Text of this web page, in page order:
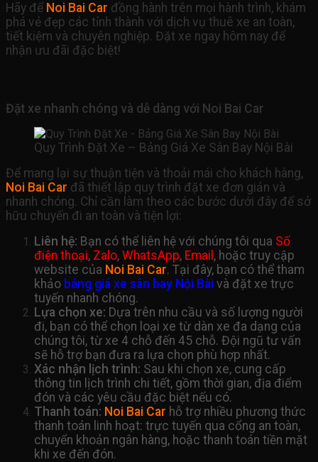
Hãy để Noi Bai Car đồng hành trên mọi hành trình, khám
phá vẻ đẹp các tỉnh thành với dịch vụ thuê xe an toàn,
tiết kiệm và chuyên nghiệp. Đặt xe ngay hôm nay để
nhận ưu đãi đặc biệt!
Đặt xe nhanh chóng và dễ dàng với Noi Bai Car
Quy Trình Đặt Xe – Bảng Giá Xe Sân Bay Nội Bài
Để mang lại sự thuận tiện và thoải mái cho khách hàng,
Noi Bai Car đã thiết lập quy trình đặt xe đơn giản và
nhanh chóng. Chỉ cần làm theo các bước dưới đây để sở
hữu chuyến đi an toàn và tiện lợi:
Liên hệ: Bạn có thể liên hệ với chúng tôi qua Số
điện thoại, Zalo, WhatsApp, Email , hoặc truy cập
website của Noi Bai Car. Tại đây, bạn có thể tham
khảo bảng giá xe sân bay Nội Bài và đặt xe trực
tuyến nhanh chóng.
Lựa chọn xe: Dựa trên nhu cầu và số lượng người
đi, bạn có thể chọn loại xe từ dàn xe đa dạng của
chúng tôi, từ xe 4 chỗ đến 45 chỗ. Đội ngũ tư vấn
sẽ hỗ trợ bạn đưa ra lựa chọn phù hợp nhất.
Xác nhận lịch trình: Sau khi chọn xe, cung cấp
thông tin lịch trình chi tiết, gồm thời gian, địa điểm
đón và các yêu cầu đặc biệt nếu có.
Thanh toán: Noi Bai Car hỗ trợ nhiều phương thức
thanh toán linh hoạt: trực tuyến qua cổng an toàn,
chuyển khoản ngân hàng, hoặc thanh toán tiền mặt
khi xe đến đón.